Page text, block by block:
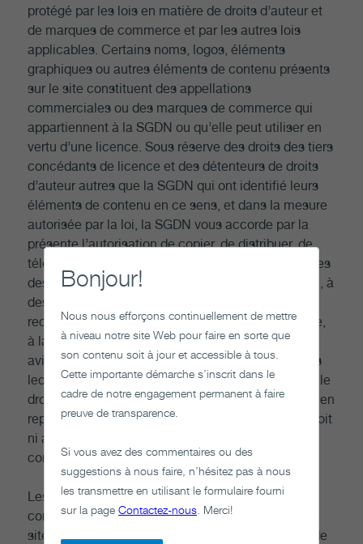
protégé par les lois en matière de droits d’auteur et
de marques de commerce et par les autres lois
applicables. Certains noms, logos, éléments
graphiques ou autres éléments de contenu présents
sur le site constituent des appellations
commerciales ou des marques de commerce qui
appartiennent à la SGDN ou qu’elle peut utiliser en
vertu d’une licence. Sous réserve des droits des tiers
concédants de licence et des détenteurs de droits
d’auteur autres que la SGDN qui ont identifié leurs
éléments de contenu en ce sens, et dans la mesure
autorisée par la loi, la SGDN vous accorde par la
présente l’autorisation de copier, de distribuer, de
télécharger et/ou de transmettre des copies simples
des éléments comprenant du contenu de la SGDN, à
des fins personnelles et non commerciales de
recherche, d’examen, de critique ou d’étude privée,
à la condition de maintenir intégralement tous les
avis de droits d’auteur et autres avis présents dans
ledit contenu; cette autorisation ne comprend pas le
droit de reproduire le site dans son intégralité, ni d’en
reproduire une partie substantielle. Aucun autre droit
ni aucune autre licence à l’égard du site ou du
contenu ne sont octroyés par les présentes.
Les rapports et les documents que la SGDN a
commandés à des tiers, et qui apparaissent sur ce
site Web, ne représentent pas forcément le point de
Bonjour!
Nous nous efforçons continuellement de mettre
à niveau notre site Web pour faire en sorte que
son contenu soit à jour et accessible à tous.
Cette importante démarche s’inscrit dans le
cadre de notre engagement permanent à faire
preuve de transparence.
Si vous avez des commentaires ou des
suggestions à nous faire, n’hésitez pas à nous
les transmettre en utilisant le formulaire fourni
sur la page Contactez-nous . Merci!